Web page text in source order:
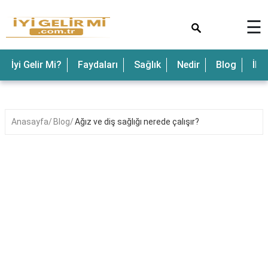
☰
İyi Gelir Mi? Faydaları Sağlık Nedir Blog
Anasayfa Blog Ağız ve diş sağlığı nerede çalışır?